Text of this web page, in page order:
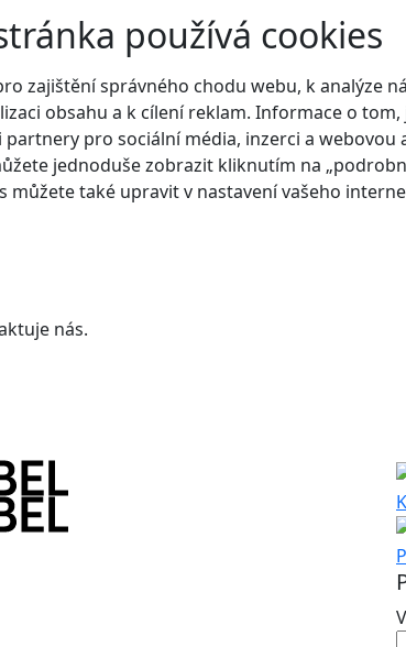
používá cookies
zajištění správného chodu webu, k analýze
obsahu a k cílení reklam. Informace o
partnery pro sociální média, inzerci a webovou
jednoduše zobrazit kliknutím na
můžete také upravit v nastavení vašeho
nás.